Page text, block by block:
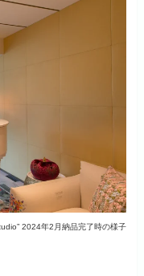
2024年2月納品完了時の様子